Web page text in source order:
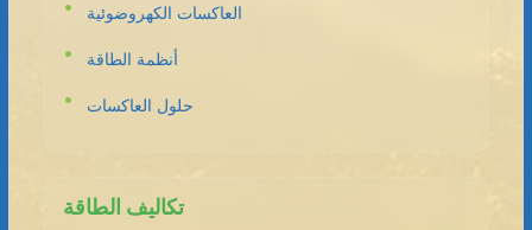
العاكسات الكهروضوئية
أنظمة الطاقة
حلول العاكسات
تكاليف الطاقة